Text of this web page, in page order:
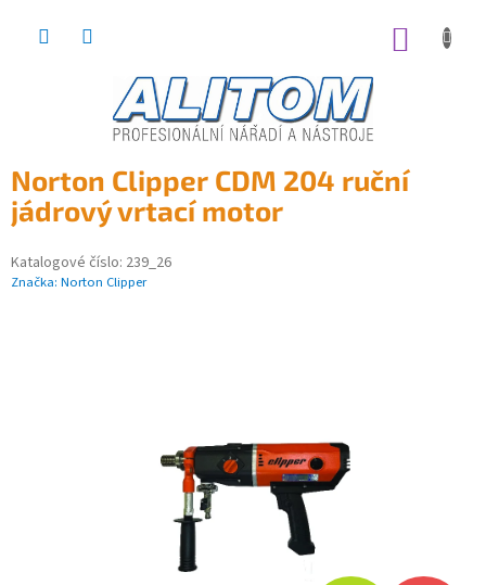
Norton Clipper CDM 204 ruční
jádrový vrtací motor
Katalogové číslo: 239_26
Značka: Norton Clipper